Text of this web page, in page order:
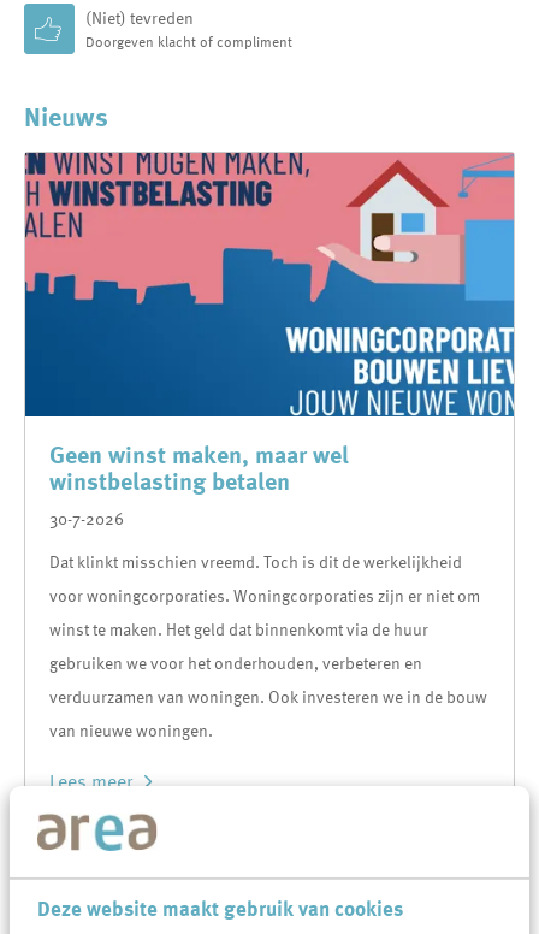
Deze website maakt gebruik van cookies
(Niet) tevreden
Doorgeven klacht of compliment
Nieuws
Geen winst maken, maar wel
winstbelasting betalen
30-7-2026
Dat klinkt misschien vreemd. Toch is dit de werkelijkheid
voor woningcorporaties. Woningcorporaties zijn er niet om
winst te maken. Het geld dat binnenkomt via de huur
gebruiken we voor het onderhouden, verbeteren en
verduurzamen van woningen. Ook investeren we in de bouw
van nieuwe woningen.
Lees meer